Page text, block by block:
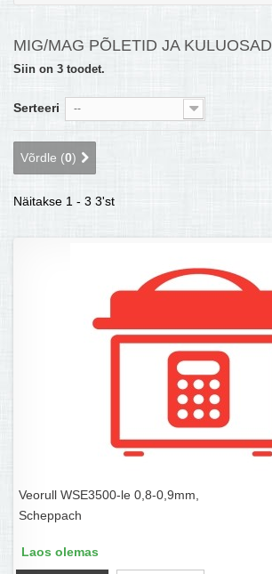
KONTAKTID JA REKVISIIDID
BOONUSPROGRAMM
TÕUKERATAD
MIG/MAG PÕLETID JA KULUOSAD
Siin on 3 toodet.
Serteeri --
Võrdle (0)
Näitakse 1 - 3 3'st
Veorull WSE3500-le 0,8-0,9mm,
Scheppach
Laos olemas